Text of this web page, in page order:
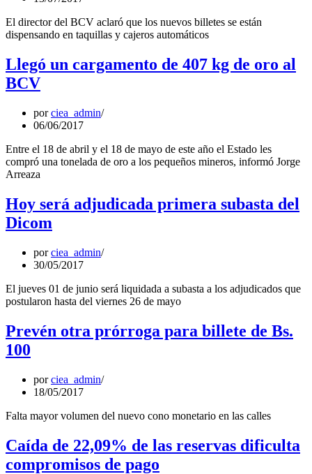
El director del BCV aclaró que los nuevos billetes se están
dispensando en taquillas y cajeros automáticos
Llegó un cargamento de 407 kg de oro al
BCV
porciea_admin
06/06/2017
Entre el 18 de abril y el 18 de mayo de este año el Estado les
compró una tonelada de oro a los pequeños mineros, informó Jorge
Arreaza
Hoy será adjudicada primera subasta del
Dicom
porciea_admin
30/05/2017
El jueves 01 de junio será liquidada a subasta a los adjudicados que
postularon hasta del viernes 26 de mayo
Prevén otra prórroga para billete de Bs.
100
porciea_admin
18/05/2017
Falta mayor volumen del nuevo cono monetario en las calles
Caída de 22,09% de las reservas dificulta
compromisos de pago